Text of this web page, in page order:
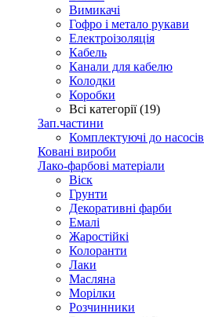
Вимикачі
Гофро і метало рукави
Електроізоляція
Кабель
Канали для кабелю
Колодки
Коробки
Всі категорії (19)
Зап.частини
Комплектуючі до насосів
Ковані вироби
Лако-фарбові матеріали
Віск
Грунти
Декоративні фарби
Емалі
Жаростійкі
Колоранти
Лаки
Масляна
Морілки
Розчинники